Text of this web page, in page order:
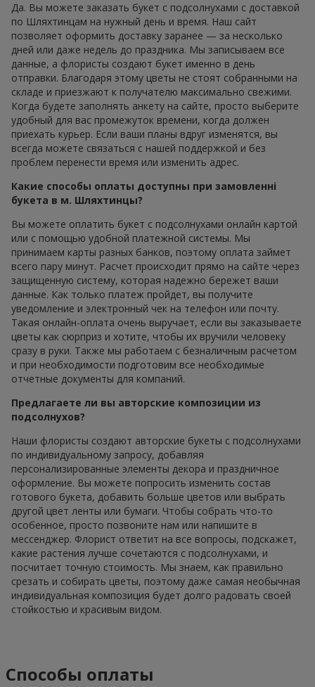
Да. Вы можете заказать букет с подсолнухами с доставкой
по Шляхтинцам на нужный день и время. Наш сайт
позволяет оформить доставку заранее — за несколько
дней или даже недель до праздника. Мы записываем все
данные, а флористы создают букет именно в день
отправки. Благодаря этому цветы не стоят собранными на
складе и приезжают к получателю максимально свежими.
Когда будете заполнять анкету на сайте, просто выберите
удобный для вас промежуток времени, когда должен
приехать курьер. Если ваши планы вдруг изменятся, вы
всегда можете связаться с нашей поддержкой и без
проблем перенести время или изменить адрес.
Какие способы оплаты доступны при замовленні
букета в м. Шляхтинцы?
Вы можете оплатить букет с подсолнухами онлайн картой
или с помощью удобной платежной системы. Мы
принимаем карты разных банков, поэтому оплата займет
всего пару минут. Расчет происходит прямо на сайте через
защищенную систему, которая надежно бережет ваши
данные. Как только платеж пройдет, вы получите
уведомление и электронный чек на телефон или почту.
Такая онлайн-оплата очень выручает, если вы заказываете
цветы как сюрприз и хотите, чтобы их вручили человеку
сразу в руки. Также мы работаем с безналичным расчетом
и при необходимости подготовим все необходимые
отчетные документы для компаний.
Предлагаете ли вы авторские композиции из
подсолнухов?
Наши флористы создают авторские букеты с подсолнухами
по индивидуальному запросу, добавляя
персонализированные элементы декора и праздничное
оформление. Вы можете попросить изменить состав
готового букета, добавить больше цветов или выбрать
другой цвет ленты или бумаги. Чтобы собрать что-то
особенное, просто позвоните нам или напишите в
мессенджер. Флорист ответит на все вопросы, подскажет,
какие растения лучше сочетаются с подсолнухами, и
посчитает точную стоимость. Мы знаем, как правильно
срезать и собирать цветы, поэтому даже самая необычная
индивидуальная композиция будет долго радовать своей
стойкостью и красивым видом.
Способы оплаты